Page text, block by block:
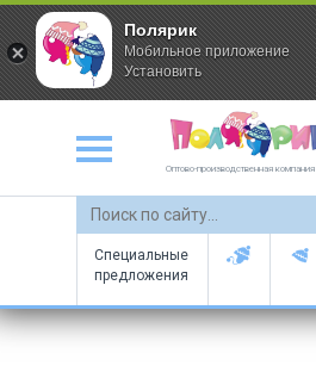
Оптово-производственная компания
Специальные
предложения
Полярик
Мобильное приложение
Установить